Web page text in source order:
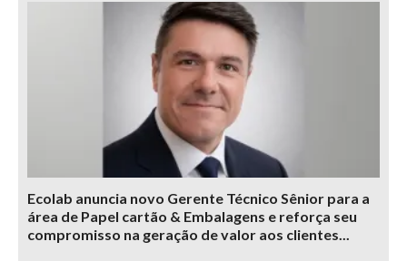
Ecolab anuncia novo Gerente Técnico Sênior para a
área de Papel cartão & Embalagens e reforça seu
compromisso na geração de valor aos clientes...